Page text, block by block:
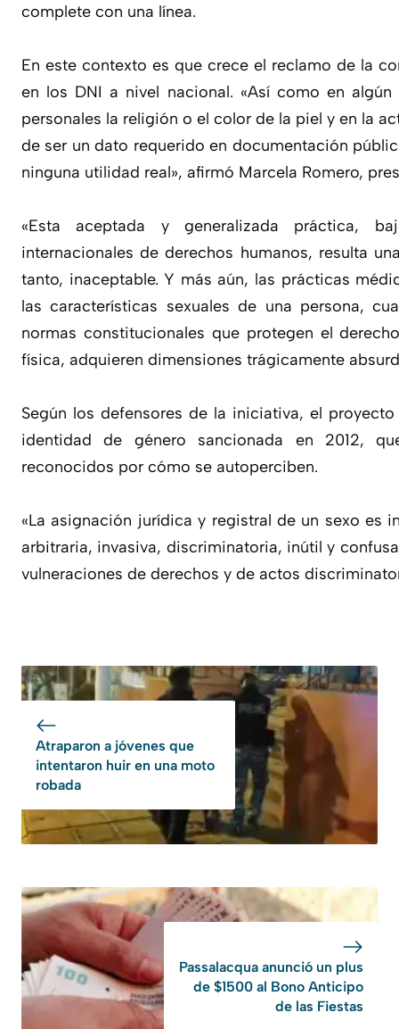
complete con una línea.
En este contexto es que crece el reclamo de la
en los DNI a nivel nacional. «Así como en
personales la religión o el color de la piel y en la
de ser un dato requerido en documentación
ninguna utilidad real», afirmó Marcela Romero,
«Esta aceptada y generalizada práctica,
internacionales de derechos humanos, resulta
tanto, inaceptable. Y más aún, las prácticas
las características sexuales de una persona,
normas constitucionales que protegen el
física, adquieren dimensiones trágicamente
Según los defensores de la iniciativa, el
identidad de género sancionada en 2012,
reconocidos por cómo se autoperciben.
«La asignación jurídica y registral de un sexo es
arbitraria, invasiva, discriminatoria, inútil y
vulneraciones de derechos y de actos
Atraparon a jóvenes que
intentaron huir en una moto
robada
Passalacqua anunció un plus
de $1500 al Bono Anticipo
de las Fiestas